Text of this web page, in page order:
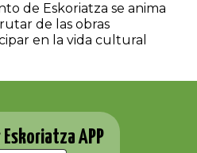
de Eskoriatza se anima
de las obras
en la vida cultural
Eskoriatza APP